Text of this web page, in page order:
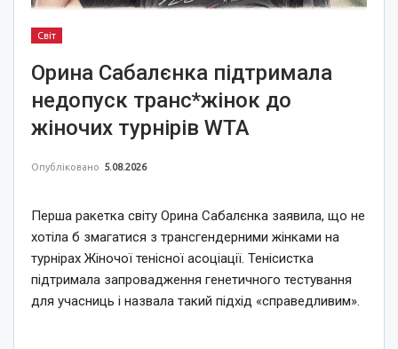
Світ
Орина Сабалєнка підтримала
недопуск транс*жінок до
жіночих турнірів WTA
Опубліковано 5.08.2026
Перша ракетка світу Орина Сабалєнка заявила, що не
хотіла б змагатися з трансгендерними жінками на
турнірах Жіночої тенісної асоціації. Тенісистка
підтримала запровадження генетичного тестування
для учасниць і назвала такий підхід «справедливим».